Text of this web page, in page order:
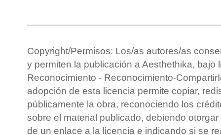
Copyright/Permisos: Los/as autores/as
y permiten la publicación a Aesthethika, bajo
Reconocimiento - Reconocimiento-
adopción de esta licencia permite copiar,
públicamente la obra, reconociendo los
sobre el material publicado, debiendo
de un enlace a la licencia e indicando si se